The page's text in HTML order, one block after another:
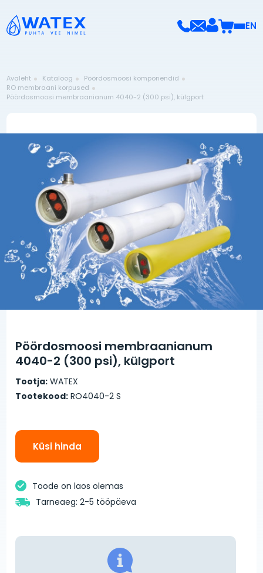
EN
Avaleht Kataloog
Pöördosmoosi komponendid
RO membraani korpused
Pöördosmoosi membraanianum 4040-2 (300 psi), külgport
Pöördosmoosi membraanianum
4040-2 (300 psi), külgport
Tootja: WATEX
Tootekood: RO4040-2 S
Küsi hinda
Toode on laos olemas
Tarneaeg: 2-5 tööpäeva